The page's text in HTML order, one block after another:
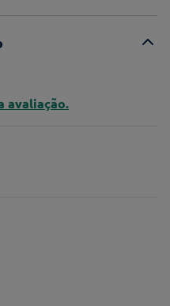
avaliação.